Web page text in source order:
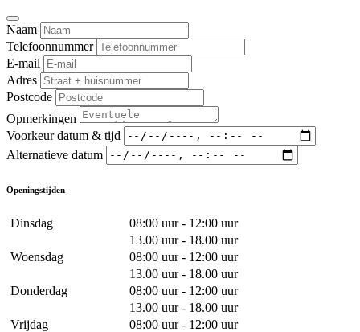
Naam
Telefoonnummer
E-mail
Adres
Postcode
Opmerkingen
Voorkeur datum & tijd
Alternatieve datum
Openingstijden
Dinsdag
08:00 uur - 12:00 uur
13.00 uur - 18.00 uur
Woensdag
08:00 uur - 12:00 uur
13.00 uur - 18.00 uur
Donderdag
08:00 uur - 12:00 uur
13.00 uur - 18.00 uur
Vrijdag
08:00 uur - 12:00 uur